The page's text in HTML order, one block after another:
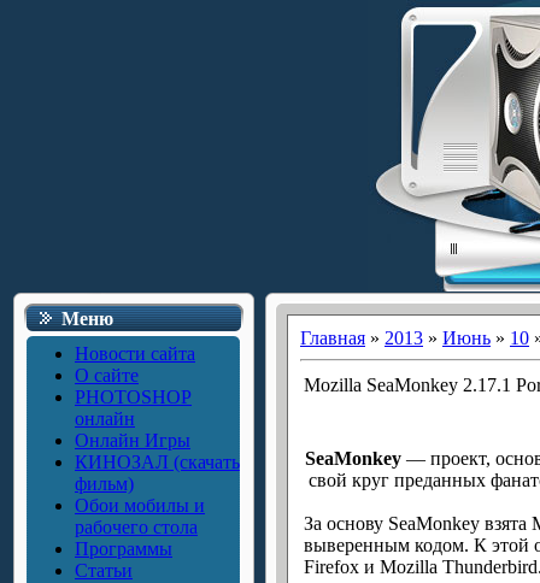
Меню
Новости сайта
О сайте
PHOTOSHOP
онлайн
Онлайн Игры
КИНОЗАЛ (скачать
фильм)
Обои мобилы и
рабочего стола
Программы
Статьи
Главная » 2013 » Июнь » 10
Mozilla SeaMonkey 2.17.1
SeaMonkey— проект,
свой круг преданных
За основу SeaMonkey
выверенным кодом. К этой
Firefox и Mozilla